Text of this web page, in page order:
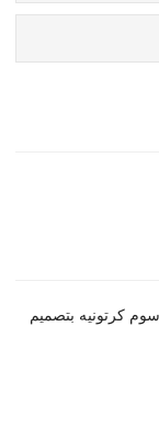
كرتونيه بتصميم